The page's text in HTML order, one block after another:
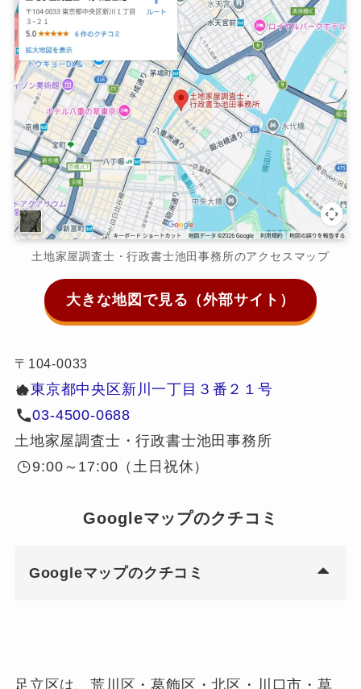
土地家屋調査士・行政書士池田事務所のアクセスマップ
大きな地図で見る（外部サイト）
〒104-0033
ゆ東京都中央区新川一丁目３番２１号
03-4500-0688
土地家屋調査士・行政書士池田事務所
9:00～17:00（土日祝休）
Googleマップのクチコミ
Googleマップのクチコミ
足立区は、荒川区・葛飾区・北区・川口市・草